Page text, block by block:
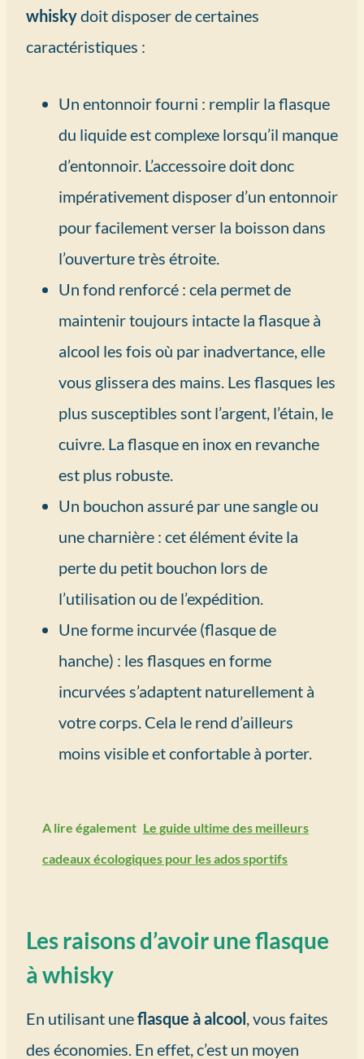
whiskydoit disposer de certaines
caractéristiques :
Un entonnoir fourni : remplir la flasque
du liquide est complexe lorsqu’il manque
d’entonnoir. L’accessoire doit donc
impérativement disposer d’un entonnoir
pour facilement verser la boisson dans
l’ouverture très étroite.
Un fond renforcé : cela permet de
maintenir toujours intacte la flasque à
alcool les fois où par inadvertance, elle
vous glissera des mains. Les flasques les
plus susceptibles sont l’argent, l’étain, le
cuivre. La flasque en inox en revanche
est plus robuste.
Un bouchon assuré par une sangle ou
une charnière : cet élément évite la
perte du petit bouchon lors de
l’utilisation ou de l’expédition.
Une forme incurvée (flasque de
hanche) : les flasques en forme
incurvées s’adaptent naturellement à
votre corps. Cela le rend d’ailleurs
moins visible et confortable à porter.
A lire également Le guide ultime des meilleurs
cadeaux écologiques pour les ados sportifs
Les raisons d’avoir une flasque
à whisky
En utilisant uneflasque à alcool , vous faites
des économies. En effet, c’est un moyen